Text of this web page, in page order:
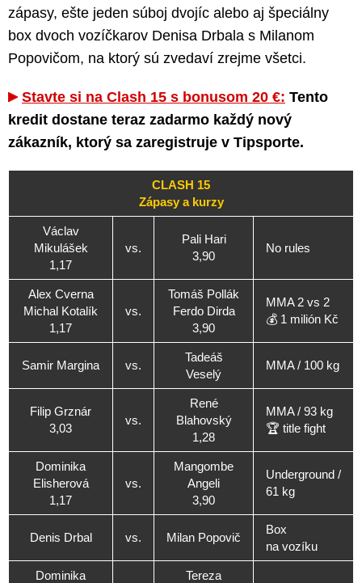
zápasy, ešte jeden súboj dvojíc alebo aj špeciálny
box dvoch vozíčkarov Denisa Drbala s Milanom
Popovičom, na ktorý sú zvedaví zrejme všetci.
Stavte si na Clash 15 s bonusom 20 €: Tento
kredit dostane teraz zadarmo každý nový
zákazník, ktorý sa zaregistruje v Tipsporte.
CLASH 15
Zápasy a kurzy
Václav
Mikulášek
1,17
vs.
Pali Hari
3,90
No rules
Alex Cverna
Michal Kotalík
1,17
vs.
Tomáš Pollák
Ferdo Dirda
3,90
MMA 2 vs 2
💰 1 milión Kč
Samir Margina vs.
Tadeáš
Veselý
MMA / 100 kg
Filip Grznár
3,03
vs.
René
Blahovský
1,28
MMA / 93 kg
🏆 title fight
Dominika
Elisherová
1,17
vs.
Mangombe
Angeli
3,90
Underground /
61 kg
Denis Drbal vs. Milan Popovič
Box
na vozíku
Dominika Tereza